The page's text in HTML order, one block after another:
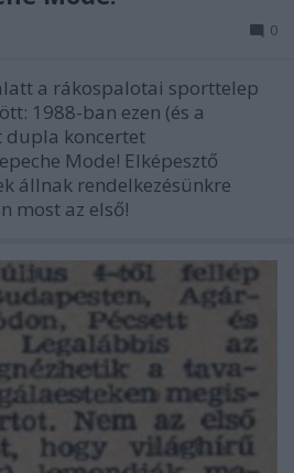
0
a rákospalotai sporttelep
1988-ban ezen (és a
dupla koncertet
Mode! Elképesztő
állnak rendelkezésünkre
most az első!